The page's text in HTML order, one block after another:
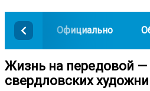
Официально
Жизнь на передовой —
свердловских